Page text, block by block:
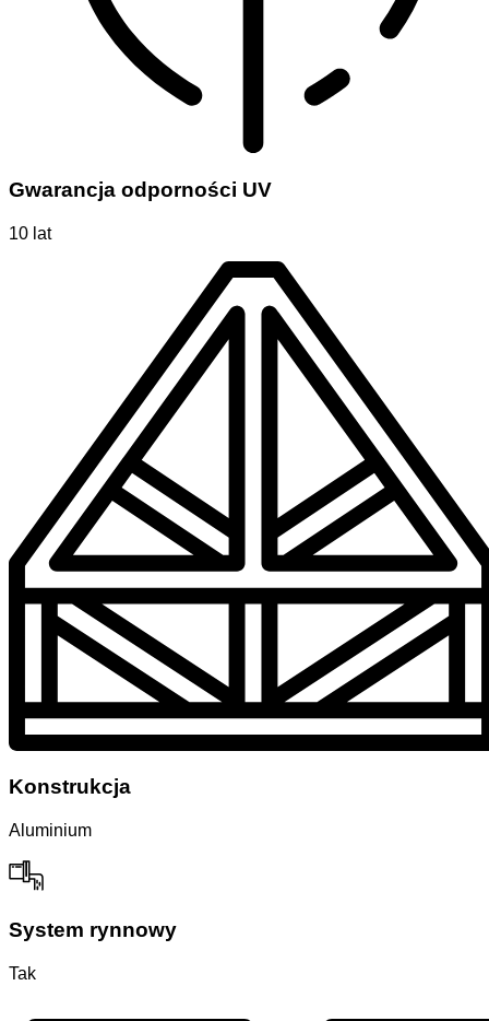
Gwarancja odporności UV
10 lat
Konstrukcja
Aluminium
System rynnowy
Tak